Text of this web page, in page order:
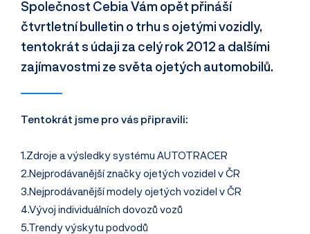
Společnost Cebia Vám opět přináší
čtvrtletní bulletin o trhu s ojetými vozidly,
tentokrát s údaji za celý rok 2012 a dalšími
zajímavostmi ze světa ojetých automobilů.
Tentokrát jsme pro vás připravili:
1.Zdroje a výsledky systému AUTOTRACER
2.Nejprodávanější značky ojetých vozidel v ČR
3.Nejprodávanější modely ojetých vozidel v ČR
4.Vývoj individuálních dovozů vozů
5.Trendy výskytu podvodů